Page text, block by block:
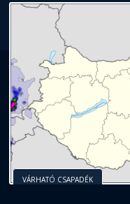
VÁRHATÓ CSAPADÉK